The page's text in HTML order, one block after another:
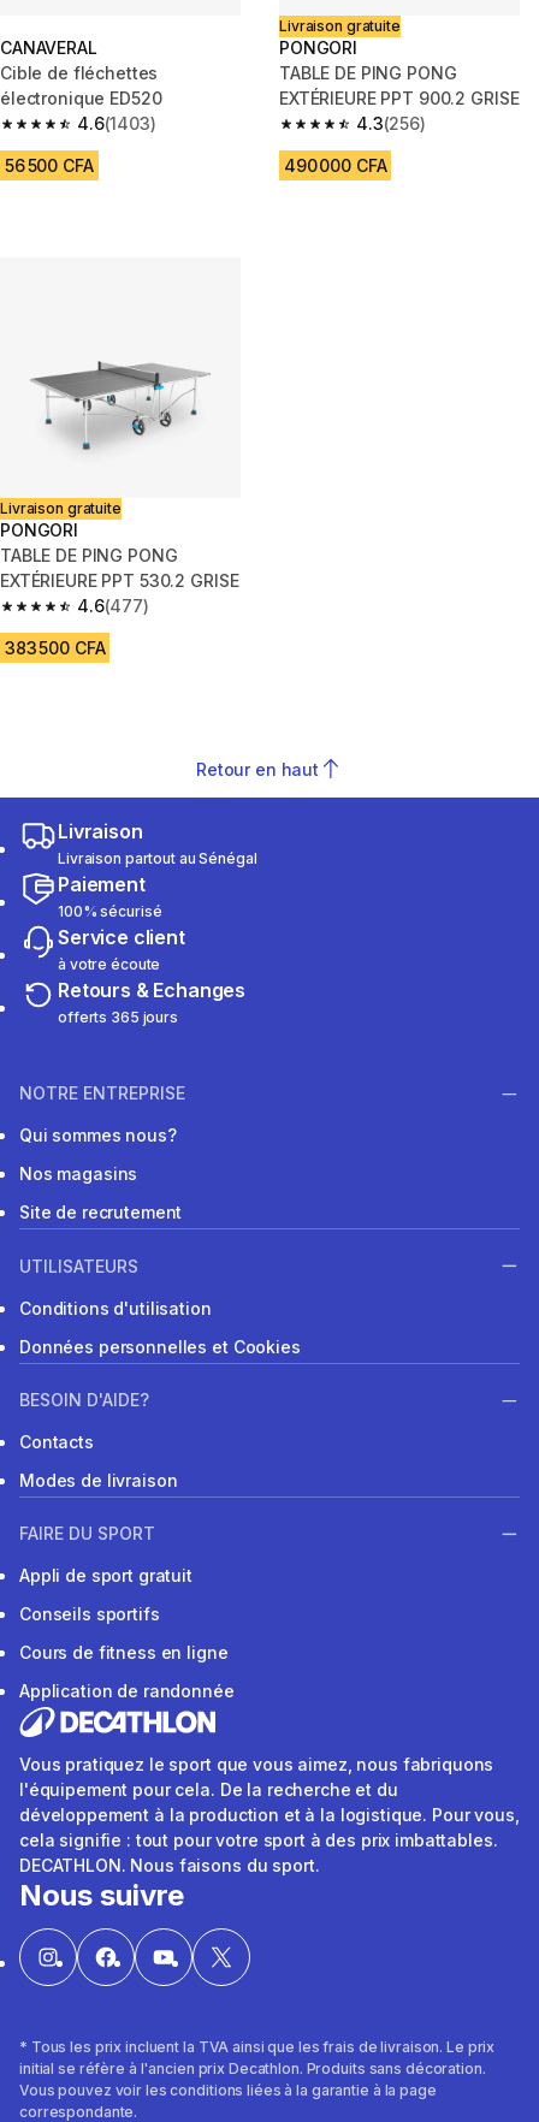
CANAVERAL
Cible de fléchettes
électronique ED520
4.6
4.6 out of 5 stars from 1403 reviews
(1403)
56 500 CFA
Livraison gratuite
PONGORI
TABLE DE PING PONG
EXTÉRIEURE PPT 900.2 GRISE
4.3
4.3 out of 5 stars from 256
(256)
490 000 CFA
Livraison gratuite
PONGORI
TABLE DE PING PONG
EXTÉRIEURE PPT 530.2 GRISE
4.6
4.6 out of 5 stars from 477 reviews
(477)
383 500 CFA
Retour en haut
Livraison
Livraison partout au Sénégal
Paiement
100% sécurisé
Service client
à votre écoute
Retours & Echanges
offerts 365 jours
NOTRE ENTREPRISE
Qui sommes nous?
Nos magasins
Site de recrutement
UTILISATEURS
Conditions d'utilisation
Données personnelles et Cookies
BESOIN D'AIDE?
Contacts
Modes de livraison
FAIRE DU SPORT
Appli de sport gratuit
Conseils sportifs
Cours de fitness en ligne
Application de randonnée
Vous pratiquez le sport que vous aimez, nous fabriquons
l'équipement pour cela. De la recherche et du
développement à la production et à la logistique. Pour vous,
cela signifie : tout pour votre sport à des prix imbattables.
DECATHLON. Nous faisons du sport.
Nous suivre
* Tous les prix incluent la TVA ainsi que les frais de livraison. Le prix
initial se réfère à l'ancien prix Decathlon. Produits sans décoration.
Vous pouvez voir les conditions liées à la garantie à la page
correspondante.